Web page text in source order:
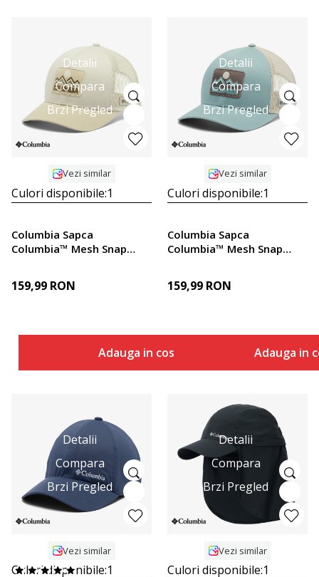
Detalii
Compara
Brzi Pregled
Vezi similar
Culori disponibile:1
Columbia Sapca
Columbia™ Mesh Snap
159,99 RON
Adauga in cos
Detalii
Compara
Brzi Pregled
Vezi similar
Culori disponibile:1
Columbia Sapca
Columbia™ Mesh Snap
159,99 RON
Adauga in
Detalii
Compara
Brzi Pregled
Vezi similar
Culori disponibile:1
Detalii
Compara
Brzi Pregled
Vezi similar
Culori disponibile:1